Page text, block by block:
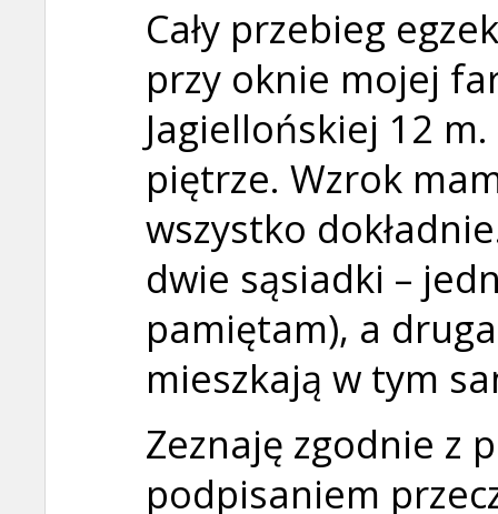
Cały przebieg
przy oknie mojej
Jagiellońskiej 12
piętrze. Wzrok
wszystko
dwie sąsiadki –
pamiętam), a
mieszkają w tym
Zeznaję zgodnie z
podpisaniem